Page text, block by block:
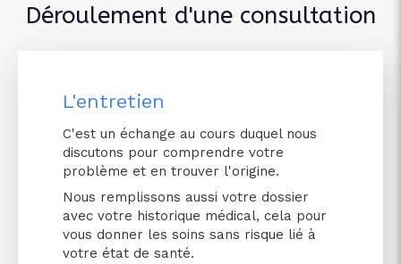
Déroulement d'une consultation
L'entretien
C'est un échange au cours duquel nous
discutons pour comprendre votre
problème et en trouver l'origine.
Nous remplissons aussi votre dossier
avec votre historique médical, cela pour
vous donner les soins sans risque lié à
votre état de santé.